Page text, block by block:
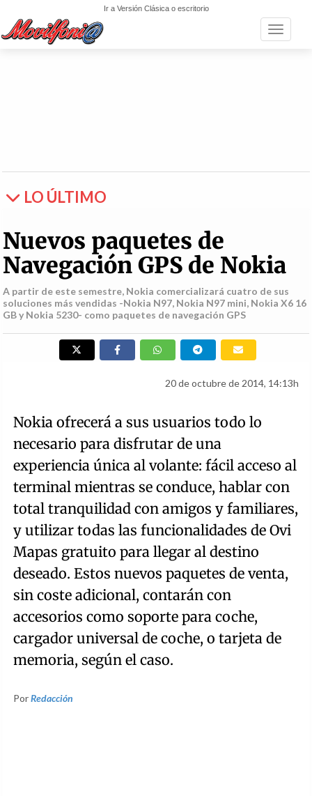
Ir a Versión Clásica o escritorio
Toggle
LO ÚLTIMO
Nuevos paquetes de
Navegación GPS de Nokia
A partir de este semestre, Nokia comercializará cuatro de sus
soluciones más vendidas -Nokia N97, Nokia N97 mini, Nokia X6 16
GB y Nokia 5230- como paquetes de navegación GPS
20 de octubre de 2014, 14:13h
Nokia ofrecerá a sus usuarios todo lo
necesario para disfrutar de una
experiencia única al volante: fácil acceso al
terminal mientras se conduce, hablar con
total tranquilidad con amigos y familiares,
y utilizar todas las funcionalidades de Ovi
Mapas gratuito para llegar al destino
deseado. Estos nuevos paquetes de venta,
sin coste adicional, contarán con
accesorios como soporte para coche,
cargador universal de coche, o tarjeta de
memoria, según el caso.
PorRedacción